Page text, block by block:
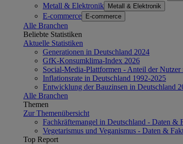
Metall & Elektronik Metall & Elektronik
E-commerce E-commerce
Alle Branchen
Beliebte Statistiken
Aktuelle Statistiken
Generationen in Deutschland 2024
GfK-Konsumklima-Index 2026
Social-Media-Plattformen - Anteil der
Inflationsrate in Deutschland 1992-2025
Entwicklung der Bauzinsen in Deutschland
Alle Branchen
Themen
Zur Themenübersicht
Fachkräftemangel in Deutschland - Daten &
Vegetarismus und Veganismus - Daten &
Top Report